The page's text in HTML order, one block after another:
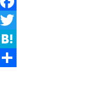
Facebook
Twitter
Hatena